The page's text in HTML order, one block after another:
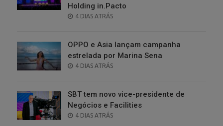
Holding in.Pacto
POSTED
4 DIAS ATRÁS
OPPO e Asia lançam campanha
estrelada por Marina Sena
POSTED
4 DIAS ATRÁS
SBT tem novo vice-presidente de
Negócios e Facilities
POSTED
4 DIAS ATRÁS